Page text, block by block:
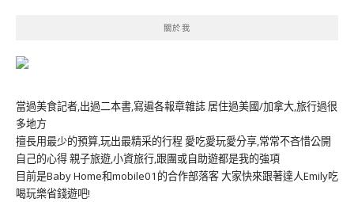
關於我
當過美食記者,出過二本書,寫遍各報章雜誌 居住過美國/加拿大,旅行過很
多地方
擅長用最少的預算,玩出最精采的行程 愛吃愛玩愛分享,常常不吝惜公開
自己的心得 親子旅遊,小資旅行,跟團或自助遊都是我的強項
目前是Baby Home和mobile01的合作部落客 大家快來跟著達人Emily吃
喝玩樂省錢遊吧!